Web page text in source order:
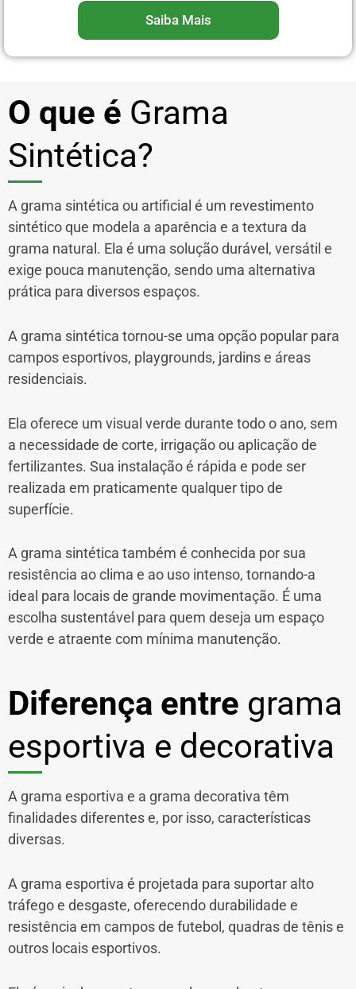
Saiba Mais
O que é Grama
Sintética?
A grama sintética ou artificial é um revestimento
sintético que modela a aparência e a textura da
grama natural. Ela é uma solução durável, versátil e
exige pouca manutenção, sendo uma alternativa
prática para diversos espaços.
A grama sintética tornou-se uma opção popular para
campos esportivos, playgrounds, jardins e áreas
residenciais.
Ela oferece um visual verde durante todo o ano, sem
a necessidade de corte, irrigação ou aplicação de
fertilizantes. Sua instalação é rápida e pode ser
realizada em praticamente qualquer tipo de
superfície.
A grama sintética também é conhecida por sua
resistência ao clima e ao uso intenso, tornando-a
ideal para locais de grande movimentação. É uma
escolha sustentável para quem deseja um espaço
verde e atraente com mínima manutenção.
Diferença entre grama
esportiva e decorativa
A grama esportiva e a grama decorativa têm
finalidades diferentes e, por isso, características
diversas.
A grama esportiva é projetada para suportar alto
tráfego e desgaste, oferecendo durabilidade e
resistência em campos de futebol, quadras de tênis e
outros locais esportivos.